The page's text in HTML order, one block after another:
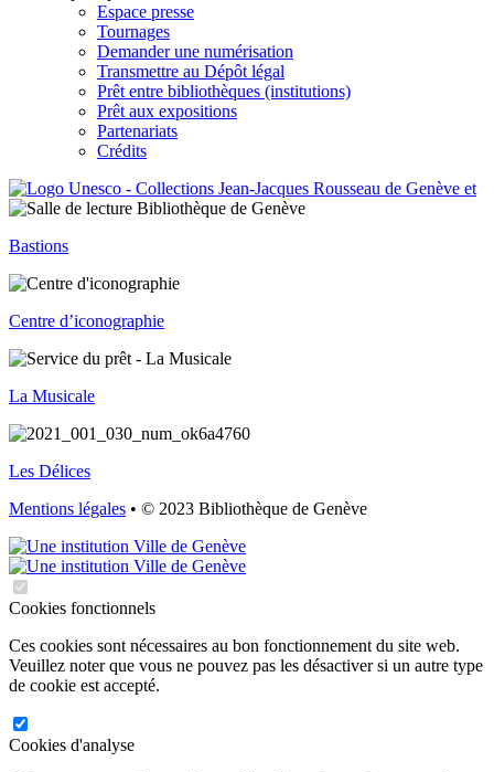
Espace presse
Tournages
Demander une numérisation
Transmettre au Dépôt légal
Prêt entre bibliothèques (institutions)
Prêt aux expositions
Partenariats
Crédits
Bastions
Centre d’iconographie
La Musicale
Les Délices
Mentions légales • © 2023 Bibliothèque de Genève
Cookies fonctionnels
Ces cookies sont nécessaires au bon fonctionnement du site web.
Veuillez noter que vous ne pouvez pas les désactiver si un autre type
de cookie est accepté.
Cookies d'analyse